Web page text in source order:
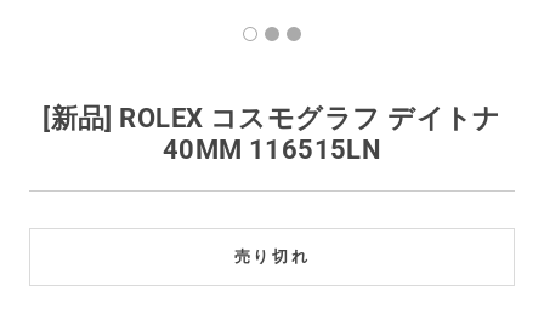
[新品] ROLEX コスモグラフ デイトナ
40MM 116515LN
売り切れ